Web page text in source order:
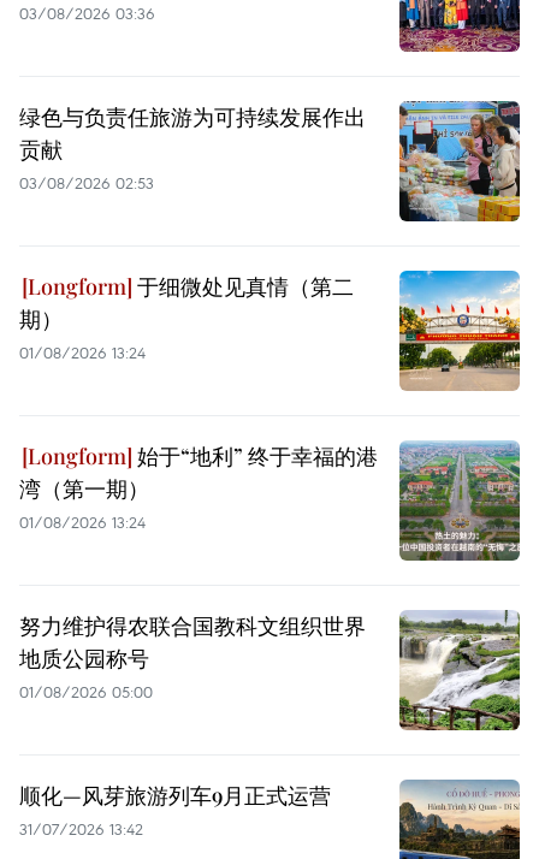
03/08/2026 03:36
绿色与负责任旅游为可持续发展作出
贡献
03/08/2026 02:53
于细微处见真情（第二
期）
01/08/2026 13:24
始于“地利” 终于幸福的港
湾（第一期）
01/08/2026 13:24
努力维护得农联合国教科文组织世界
地质公园称号
01/08/2026 05:00
顺化—风芽旅游列车9月正式运营
31/07/2026 13:42